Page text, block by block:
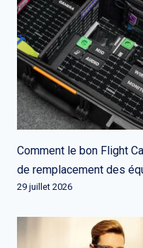
Comment le bon Flight
de remplacement des
29 juillet 2026